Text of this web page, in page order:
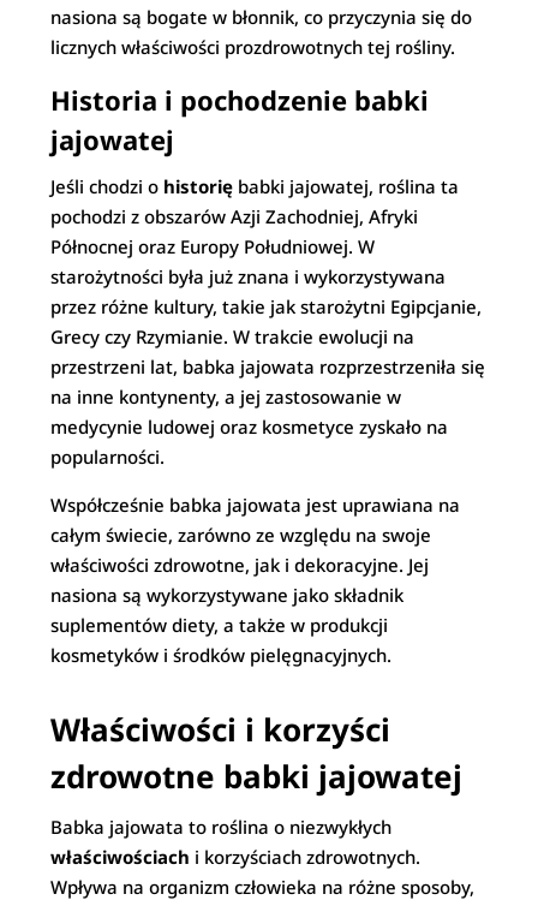
nasiona są bogate w błonnik, co przyczynia się do
licznych właściwości prozdrowotnych tej rośliny.
Historia i pochodzenie babki
jajowatej
Jeśli chodzi o historię babki jajowatej, roślina ta
pochodzi z obszarów Azji Zachodniej, Afryki
Północnej oraz Europy Południowej. W
starożytności była już znana i wykorzystywana
przez różne kultury, takie jak starożytni Egipcjanie,
Grecy czy Rzymianie. W trakcie ewolucji na
przestrzeni lat, babka jajowata rozprzestrzeniła się
na inne kontynenty, a jej zastosowanie w
medycynie ludowej oraz kosmetyce zyskało na
popularności.
Współcześnie babka jajowata jest uprawiana na
całym świecie, zarówno ze względu na swoje
właściwości zdrowotne, jak i dekoracyjne. Jej
nasiona są wykorzystywane jako składnik
suplementów diety, a także w produkcji
kosmetyków i środków pielęgnacyjnych.
Właściwości i korzyści
zdrowotne babki jajowatej
Babka jajowata to roślina o niezwykłych
właściwościach i korzyściach zdrowotnych.
Wpływa na organizm człowieka na różne sposoby,